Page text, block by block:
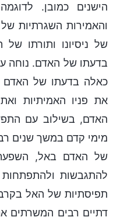
הישנים כמובן.
והאמירות השגרתיות
של ניסיונו ותורתו
בדעתו של האדם. נוחה
כאלה בדעתו של
את פניו האמיתיות
האדם, בשילוב עם
מימי קדם במשך שנים
של האדם באל,
להתגבשות
תפיסתיות של האל
דתיים רבים המשרתים